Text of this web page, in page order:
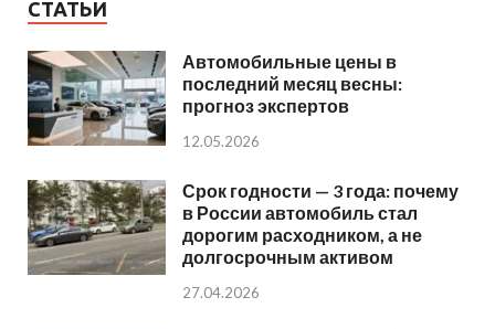
СТАТЬИ
Автомобильные цены в
последний месяц весны:
прогноз экспертов
12.05.2026
Срок годности — 3 года: почему
в России автомобиль стал
дорогим расходником, а не
долгосрочным активом
27.04.2026